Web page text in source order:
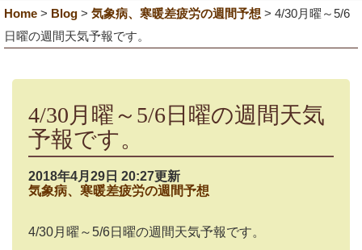
Home > Blog > 気象病、寒暖差疲労の週間予想 > 4/30月曜～5/6
日曜の週間天気予報です。
4/30月曜～5/6日曜の週間天気
予報です。
2018年4月29日 20:27更新
気象病、寒暖差疲労の週間予想
4/30月曜～5/6日曜の週間天気予報です。